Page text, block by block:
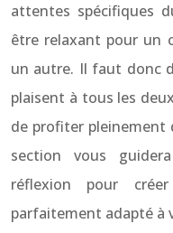
attentes spécifiques
être relaxant pour un
un autre. Il faut donc
plaisent à tous les
de profiter pleinement
section vous
réflexion pour
parfaitement adapté à